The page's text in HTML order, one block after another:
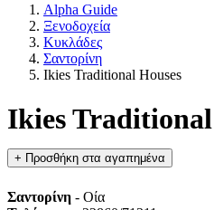
Alpha Guide
Ξενοδοχεία
Κυκλάδες
Σαντορίνη
Ikies Traditional Houses
Ikies Traditional
+ Προσθήκη στα αγαπημένα
Σαντορίνη - Οία